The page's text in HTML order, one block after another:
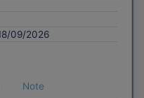
09/2026
Note